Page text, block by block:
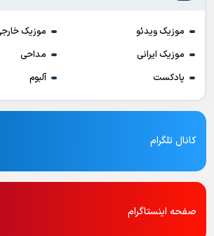
موزیک ویدئو
موزیک
موزیک ایرانی
مداحی
پادکست
آلبوم
کانال تلگرام
صفحه اینستاگرام